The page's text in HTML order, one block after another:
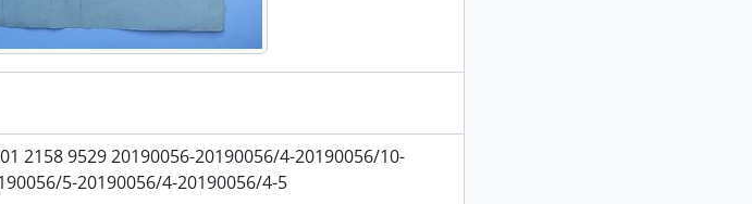
2158 9529 20190056-20190056/4-20190056/10-
5-20190056/4-20190056/4-5